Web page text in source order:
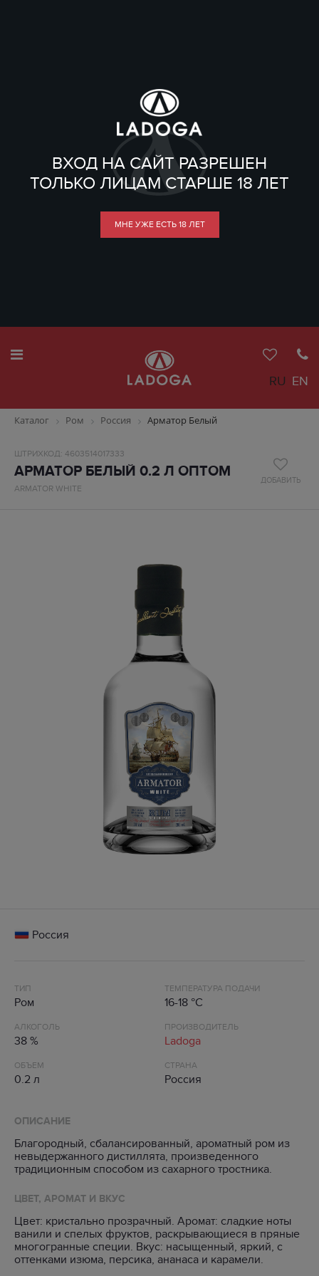
ВХОД НА САЙТ РАЗРЕШЕН
ТОЛЬКО ЛИЦАМ СТАРШЕ 18 ЛЕТ
МНЕ УЖЕ ЕСТЬ 18 ЛЕТ
RU EN
Каталог Ром Россия Арматор Белый
ШТРИХКОД: 4603514017333
АРМАТОР БЕЛЫЙ 0.2 Л ОПТОМ
ARMATOR WHITE
ДОБАВИТЬ
Россия
ТИП
Ром
АЛКОГОЛЬ
38 %
ОБЪЕМ
0.2 л
ТЕМПЕРАТУРА ПОДАЧИ
16-18 °C
ПРОИЗВОДИТЕЛЬ
Ladoga
СТРАНА
Россия
ОПИСАНИЕ
Благородный, сбалансированный, ароматный ром из
невыдержанного дистиллята, произведенного
традиционным способом из сахарного тростника.
ЦВЕТ, АРОМАТ И ВКУС
Цвет: кристально прозрачный. Аромат: сладкие ноты
ванили и спелых фруктов, раскрывающиеся в пряные
многогранные специи. Вкус: насыщенный, яркий, с
оттенками изюма, персика, ананаса и карамели.